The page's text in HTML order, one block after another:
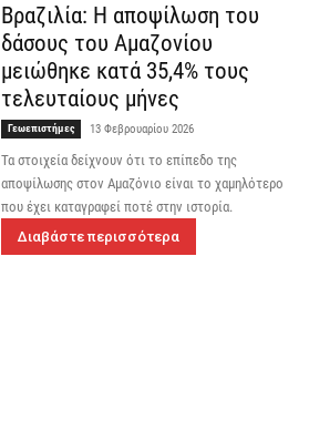
Βραζιλία: Η αποψίλωση του
δάσους του Αμαζονίου
μειώθηκε κατά 35,4% τους
τελευταίους μήνες
Γεωεπιστήμες 13 Φεβρουαρίου 2026
Τα στοιχεία δείχνουν ότι το επίπεδο της
αποψίλωσης στον Αμαζόνιο είναι το χαμηλότερο
που έχει καταγραφεί ποτέ στην ιστορία.
Διαβάστε περισσότερα